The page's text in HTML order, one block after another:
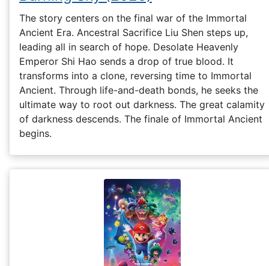
The story centers on the final war of the Immortal
Ancient Era. Ancestral Sacrifice Liu Shen steps up,
leading all in search of hope. Desolate Heavenly
Emperor Shi Hao sends a drop of true blood. It
transforms into a clone, reversing time to Immortal
Ancient. Through life-and-death bonds, he seeks the
ultimate way to root out darkness. The great calamity
of darkness descends. The finale of Immortal Ancient
begins.